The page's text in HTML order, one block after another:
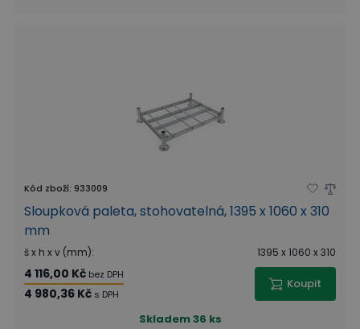
Kód zboží: 933009
Sloupková paleta, stohovatelná, 1395 x 1060 x 310
mm
š x h x v (mm): 1395 x 1060 x 310
4 116,00 Kč bez DPH
4 980,36 Kč s DPH
Koupit
Skladem36 ks